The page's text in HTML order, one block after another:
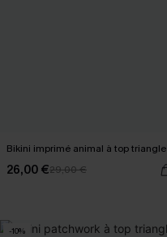
Bikini imprimé animal à top triangle
26,00 €29,00 €
-10%